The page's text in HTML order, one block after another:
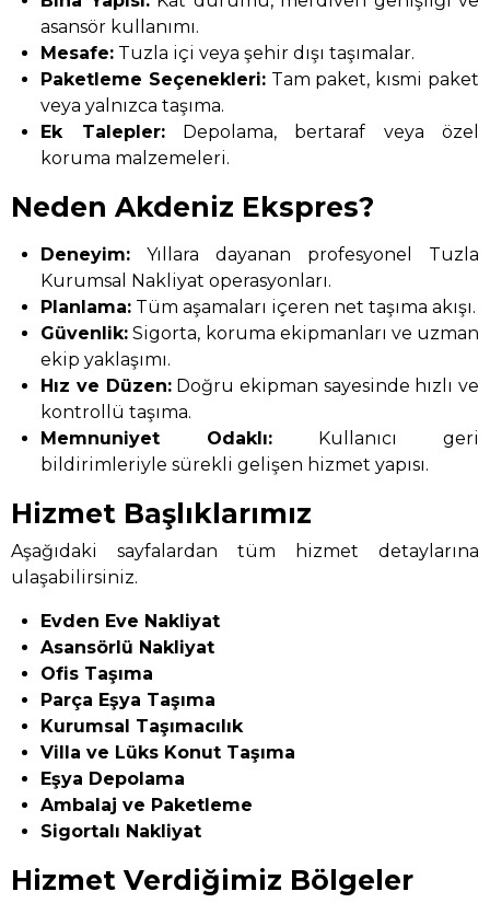
asansör kullanımı.
Mesafe: Tuzla içi veya şehir dışı taşımalar.
Paketleme Seçenekleri:Tam paket, kısmi paket
veya yalnızca taşıma.
Ek Talepler:Depolama, bertaraf veya özel
koruma malzemeleri.
Neden Akdeniz Ekspres?
Deneyim: Yıllara dayanan profesyonel Tuzla
Kurumsal Nakliyat operasyonları.
Planlama: Tüm aşamaları içeren net taşıma akışı.
Güvenlik: Sigorta, koruma ekipmanları ve uzman
ekip yaklaşımı.
Hız ve Düzen:Doğru ekipman sayesinde hızlı ve
kontrollü taşıma.
Memnuniyet Odaklı: Kullanıcı geri
bildirimleriyle sürekli gelişen hizmet yapısı.
Hizmet Başlıklarımız
Aşağıdaki sayfalardan tüm hizmet detaylarına
ulaşabilirsiniz.
Evden Eve Nakliyat
Asansörlü Nakliyat
Ofis Taşıma
Parça Eşya Taşıma
Kurumsal Taşımacılık
Villa ve Lüks Konut Taşıma
Eşya Depolama
Ambalaj ve Paketleme
Sigortalı Nakliyat
Hizmet Verdiğimiz Bölgeler